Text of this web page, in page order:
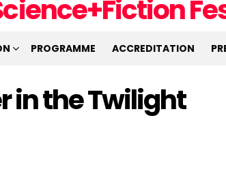
PROGRAMME ACCREDITATION
in the Twilight